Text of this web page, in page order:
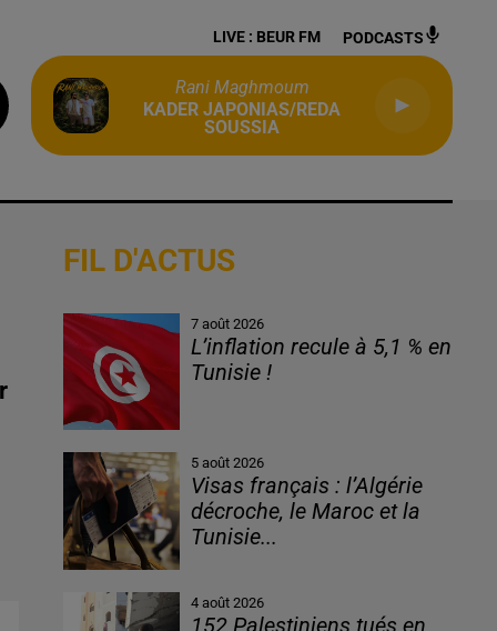
LIVE : BEUR FM PODCASTS
Rani Maghmoum
KADER JAPONIAS/REDA
SOUSSIA
FIL D'ACTUS
7 août 2026
L’inflation recule à 5,1 % en
Tunisie !
5 août 2026
Visas français : l’Algérie
décroche, le Maroc et la
Tunisie...
4 août 2026
152 Palestiniens tués en